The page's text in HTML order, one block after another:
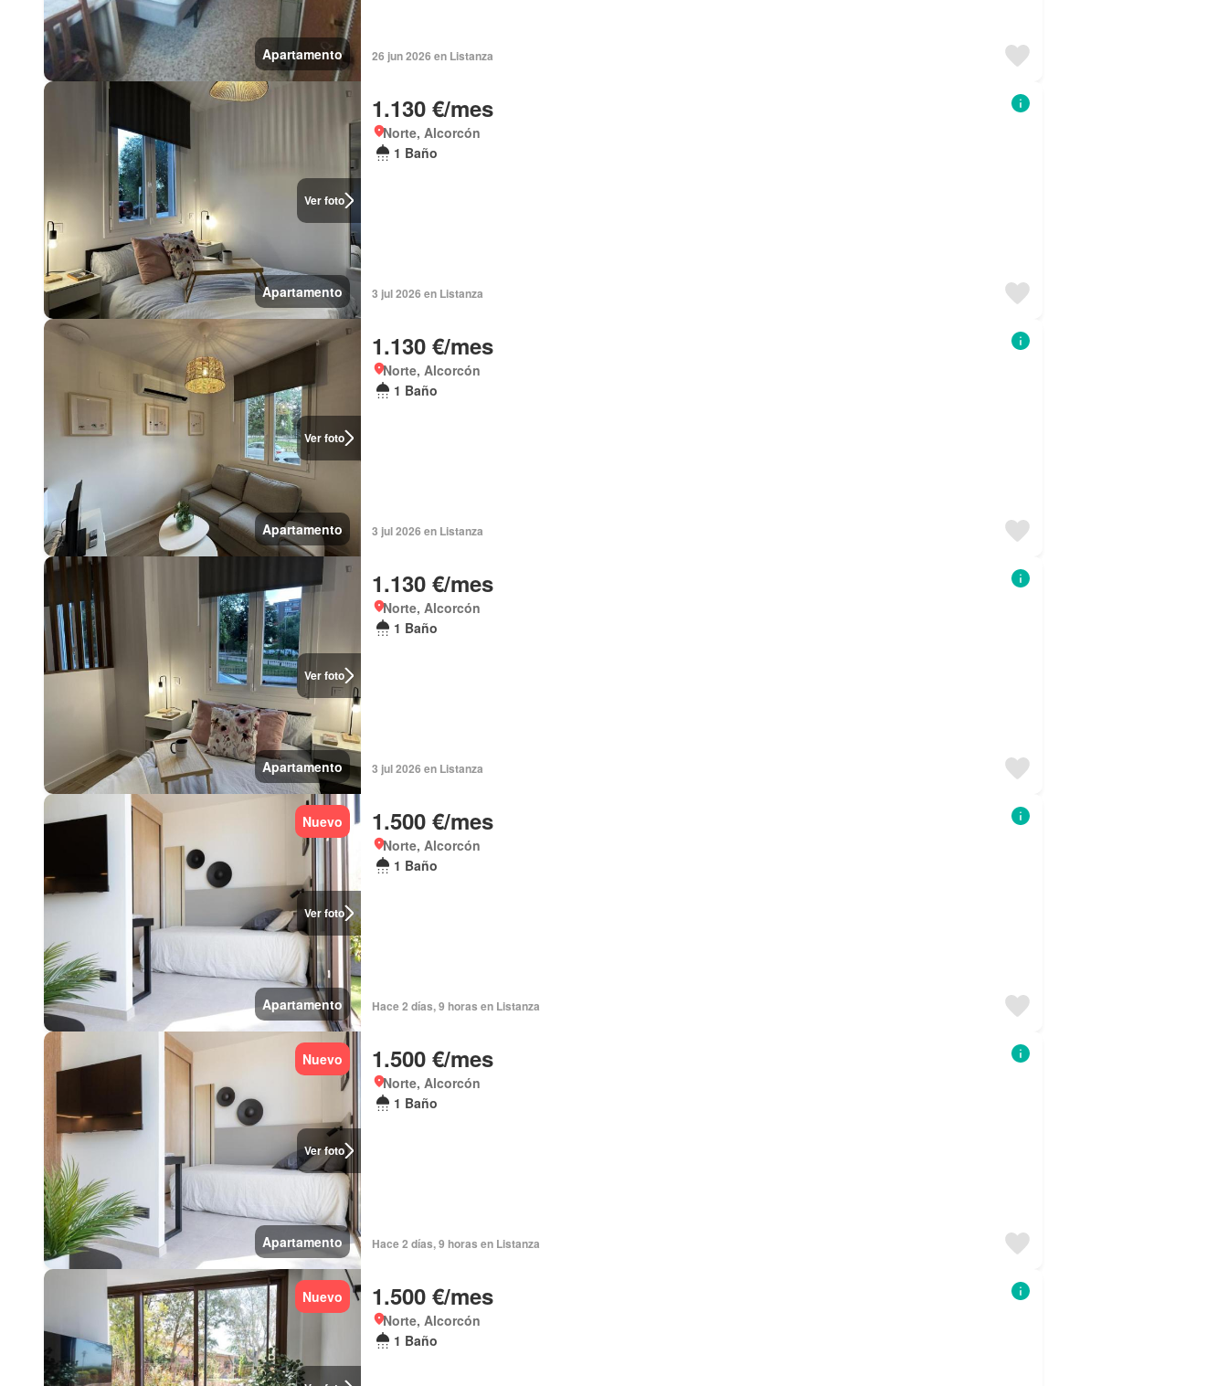
Apartamento 26 jun 2026 en Listanza
Ver foto
Apartamento
1.130 €/mes
Norte, Alcorcón
1 Baño
3 jul 2026 en Listanza
Ver foto
Apartamento
1.130 €/mes
Norte, Alcorcón
1 Baño
3 jul 2026 en Listanza
Ver foto
Apartamento
1.130 €/mes
Norte, Alcorcón
1 Baño
3 jul 2026 en Listanza
Ver foto
Nuevo
Apartamento
1.500 €/mes
Norte, Alcorcón
1 Baño
Hace 2 días, 9 horas en Listanza
Ver foto
Nuevo
Apartamento
1.500 €/mes
Norte, Alcorcón
1 Baño
Hace 2 días, 9 horas en Listanza
Nuevo 1.500 €/mes
Norte, Alcorcón
1 Baño